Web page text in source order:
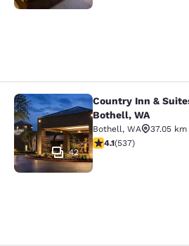
Country Inn &
42
Country Inn &
Bothell, WA
Bothell, WA
37.05 km
4.09 étoiles. Très Bien.
4.1(537)